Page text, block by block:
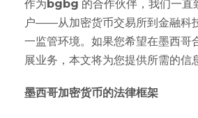
作为 bgbg 的合作伙伴，我们一直
户——从加密货币交易所到金融
一监管环境。如果您希望在墨西哥
展业务，本文将为您提供所需的信
墨西哥加密货币的法律框架